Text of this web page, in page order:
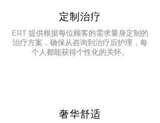
定制治疗
ERT 提供根据每位顾客的需求量身定制的
治疗方案，确保从咨询到治疗后护理，每
个人都能获得个性化的关怀。
奢华舒适